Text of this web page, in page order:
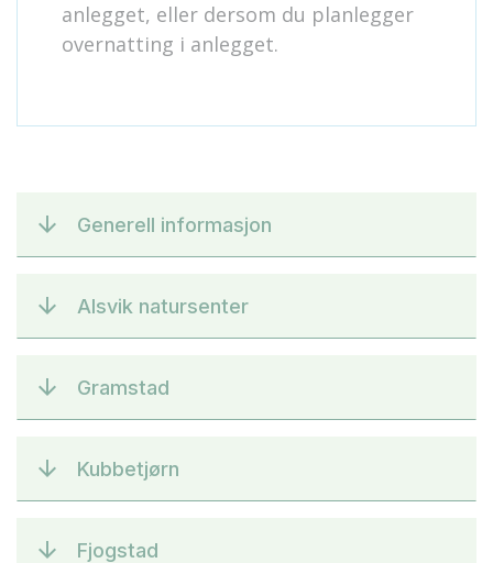
anlegget, eller dersom du planlegger
overnatting i anlegget.
Generell informasjon
Alsvik natursenter
Gramstad
Kubbetjørn
Fjogstad